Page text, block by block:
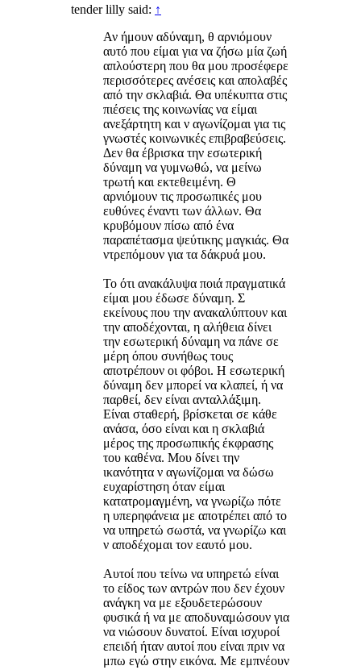
tender lilly said: ↑
Αν ήμουν αδύναμη, θ αρνιόμουν
αυτό που είμαι για να ζήσω μία ζωή
απλούστερη που θα μου προσέφερε
περισσότερες ανέσεις και απολαβές
από την σκλαβιά. Θα υπέκυπτα στις
πιέσεις της κοινωνίας να είμαι
ανεξάρτητη και ν αγωνίζομαι για τις
γνωστές κοινωνικές επιβραβεύσεις.
Δεν θα έβρισκα την εσωτερική
δύναμη να γυμνωθώ, να μείνω
τρωτή και εκτεθειμένη. Θ
αρνιόμουν τις προσωπικές μου
ευθύνες έναντι των άλλων. Θα
κρυβόμουν πίσω από ένα
παραπέτασμα ψεύτικης μαγκιάς. Θα
ντρεπόμουν για τα δάκρυά μου.
Το ότι ανακάλυψα ποιά πραγματικά
είμαι μου έδωσε δύναμη. Σ
εκείνους που την ανακαλύπτουν και
την αποδέχονται, η αλήθεια δίνει
την εσωτερική δύναμη να πάνε σε
μέρη όπου συνήθως τους
αποτρέπουν οι φόβοι. Η εσωτερική
δύναμη δεν μπορεί να κλαπεί, ή να
παρθεί, δεν είναι ανταλλάξιμη.
Είναι σταθερή, βρίσκεται σε κάθε
ανάσα, όσο είναι και η σκλαβιά
μέρος της προσωπικής έκφρασης
του καθένα. Μου δίνει την
ικανότητα ν αγωνίζομαι να δώσω
ευχαρίστηση όταν είμαι
κατατρομαγμένη, να γνωρίζω πότε
η υπερηφάνεια με αποτρέπει από το
να υπηρετώ σωστά, να γνωρίζω και
ν αποδέχομαι τον εαυτό μου.
Αυτοί που τείνω να υπηρετώ είναι
το είδος των αντρών που δεν έχουν
ανάγκη να με εξουδετερώσουν
φυσικά ή να με αποδυναμώσουν για
να νιώσουν δυνατοί. Είναι ισχυροί
επειδή ήταν αυτοί που είναι πριν να
μπω εγώ στην εικόνα. Με εμπνέουν